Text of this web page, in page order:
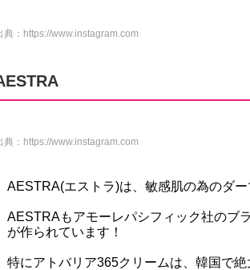
典： https://www.instagram.com
典： https://www.instagram.com
AESTRA(エストラ)は、敏感肌の為のダ
AESTRAもアモーレパシフィック社のブ
が作られています！
特にアトバリア365クリームは、韓国で